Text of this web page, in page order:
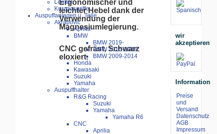
Lenker
Kurzgasgriffe
Auspuffanlagen u. Teile
Akrapovic
Aprilia
BMW
BMW 2019-
BMW 2015-2018
BMW 2009-2014
Honda
Kawasaki
Suzuki
Yamaha
Auspuffhalter
R&G Racing
Suzuki
Yamaha
Yamaha R6
CNC
Aprilia
Ergonomischer und
leichter Hebel dank der
Verwendung der
Magnesiumlegierung.
CNC gefräst, Schwarz
eloxiert.
wir
akzeptieren
Information
Preise
und
Versand
Datenschutz
AGB
Impressum